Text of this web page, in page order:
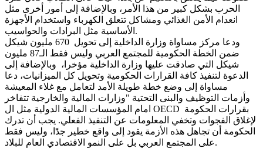
الحرب بشكل كبير من هذا الأمر، وبالإضافة إلى أمور أخرى مثل
انعدام الأمن الغذائي ومشاكل تتعلق الكهرباء واستخدام الأجهزة
الأساسية مثل البرادات والحواسيب.
ودعا مركز مساواة وزارة الداخلية إلى تحويل 670 مليون شيكل
ضمن الخطة الحكومية للمجتمع العربي وليس فقط الـ87 مليون
شيكل التي صادقت عليها وزارة الداخلية مؤخرا، وبالإضافة إلى
الدعوة لتنفيذ كافة القرارات الحكومية وتحويل كل الميزانيات، دعا
مساواة إلى وضع خطة طويلة الأمد لتعامل مع غلاء المعيشة
وأزمات التوظيف والبنى التحتية "وزارات المالية والخارجية تتفاخر
امام المؤسسات المالية الدولية مثل ال OECD بقرارات الحكومة
لإغلاق الفجوات وتخفي المعلومات عن التنفيذ الفعلي. يجب أن تدرك
الحكومة أن تجاهل هذه الأزمة يقود إلى واقع خطير جدًا، وليس فقط
على المجتمع العربي بل على النمو الاقتصادي العام للبلاد.